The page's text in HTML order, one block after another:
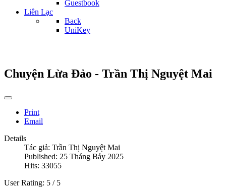
Guestbook
Liên Lạc
Back
UniKey
Chuyện Lừa Đảo - Trần Thị Nguyệt Mai
Print
Email
Details
Tác giả: Trần Thị Nguyệt Mai
Published: 25 Tháng Bảy 2025
Hits: 33055
User Rating: 5 / 5